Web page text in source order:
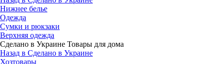
Нижнее белье
Одежда
Сумки и рюкзаки
Верхняя одежда
Сделано в Украине Товары для дома
Назад в Сделано в Украине
Хозтовары